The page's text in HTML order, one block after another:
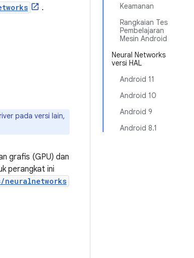
Keamanan
Rangkaian Tes
Pembelajaran
Mesin Android
Neural Networks
versi HAL
Android 11
Android 10
Android 9
Android 8.1
.
pada versi lain,
grafis (GPU) dan
perangkat ini